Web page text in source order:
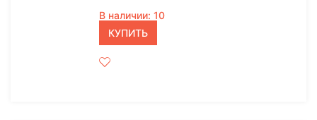
В наличии: 10
КУПИТЬ